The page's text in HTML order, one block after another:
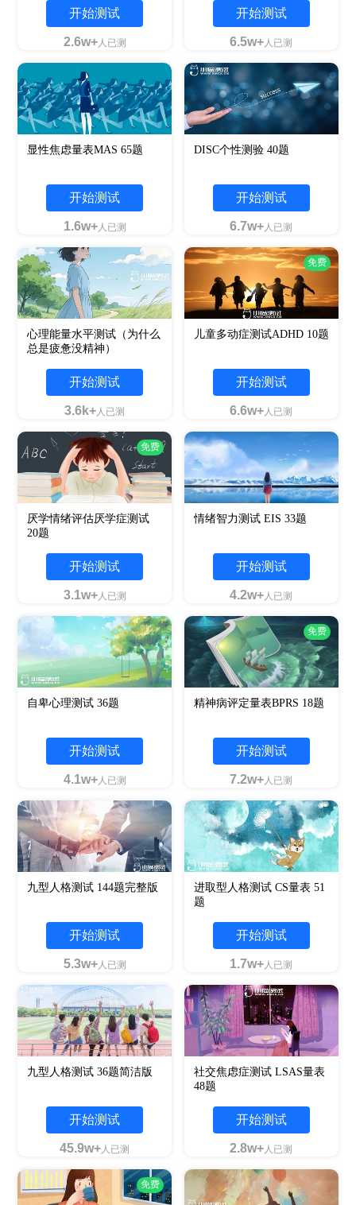
开始测试
2.6w+人已测
开始测试
6.5w+人已测
显性焦虑量表MAS 65题
开始测试
1.6w+人已测
DISC个性测验 40题
开始测试
6.7w+人已测
心理能量水平测试（为什么
总是疲惫没精神）
开始测试
3.6k+人已测
免费
儿童多动症测试ADHD 10题
开始测试
6.6w+人已测
免费
厌学情绪评估厌学症测试
20题
开始测试
3.1w+人已测
情绪智力测试 EIS 33题
开始测试
4.2w+人已测
自卑心理测试 36题
开始测试
4.1w+人已测
免费
精神病评定量表BPRS 18题
开始测试
7.2w+人已测
九型人格测试 144题完整版
开始测试
5.3w+人已测
进取型人格测试 CS量表 51
题
开始测试
1.7w+人已测
九型人格测试 36题简洁版
开始测试
45.9w+人已测
社交焦虑症测试 LSAS量表
48题
开始测试
2.8w+人已测
免费